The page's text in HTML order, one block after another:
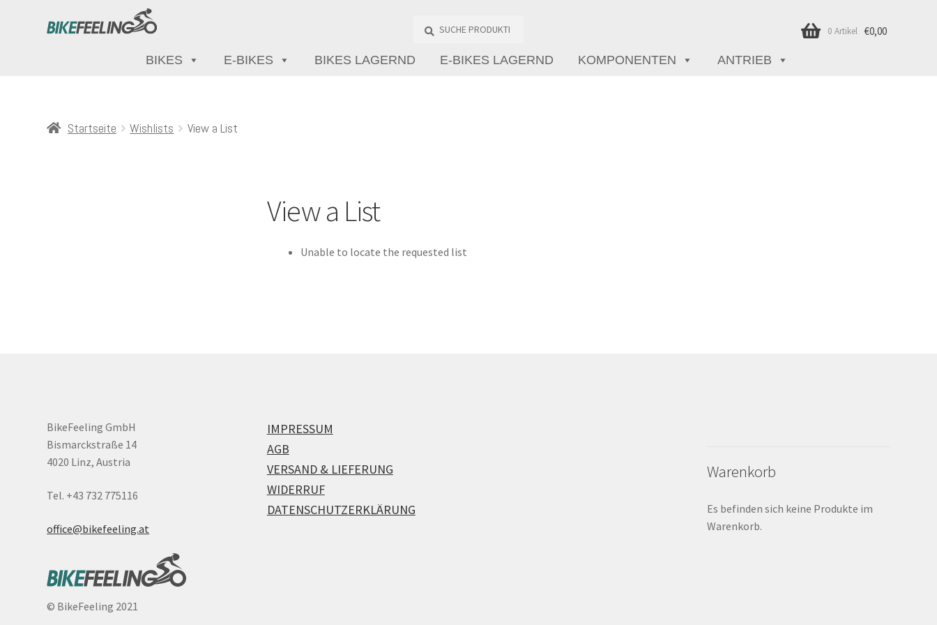
Produkte
€0,00
0 Artikel
BIKES E-BIKES BIKES LAGERND E-BIKES LAGERND KOMPONENTEN ANTRIEB
Startseite Wishlists View a List
View a List
Unable to locate the requested list
BikeFeeling GmbH
Bismarckstraße 14
4020 Linz, Austria
Tel. +43 732 775116
office@bikefeeling.at
© BikeFeeling 2021
IMPRESSUM
AGB
VERSAND & LIEFERUNG
WIDERRUF
DATENSCHUTZERKLÄRUNG
Warenkorb
Es befinden sich keine Produkte im
Warenkorb.